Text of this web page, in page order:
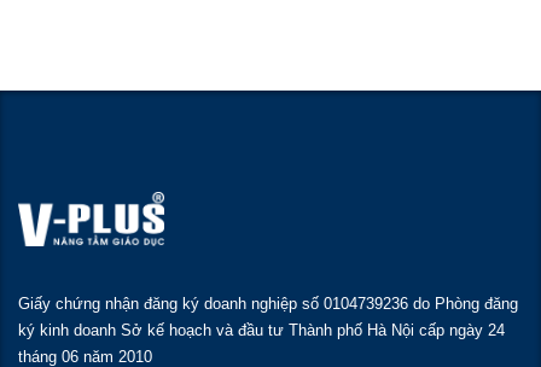
Giấy chứng nhận đăng ký doanh nghiệp số 0104739236 do Phòng đăng
ký kinh doanh Sở kế hoạch và đầu tư Thành phố Hà Nội cấp ngày 24
tháng 06 năm 2010